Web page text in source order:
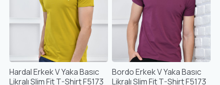
Hardal Erkek V Yaka Basıc
Likralı Slim Fit T-Shirt F5173
Bordo Erkek V Yaka Basıc
Likralı Slim Fit T-Shirt F5173